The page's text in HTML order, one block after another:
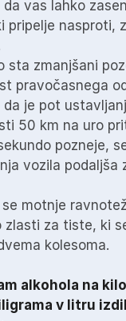
da vas lahko
pripelje nasproti,
sta zmanjšani
pravočasnega
da je pot
50 km na uro
pozneje,
vozila podaljša
se motnje
zlasti za tiste, ki
kolesoma.
alkohola na
v litru